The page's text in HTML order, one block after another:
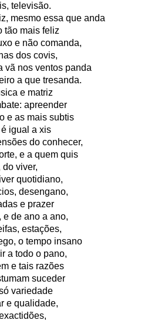
televisão.
mesmo essa que anda
tão mais feliz
e não comanda,
dos covis,
vã nos ventos panda
a que tresanda.
e matriz
apreender
e as mais subtis
igual a xis
do conhecer,
e a quem quis
viver,
quotidiano,
desengano,
e prazer
e de ano a ano,
estações,
o tempo insano
a todo o pano,
e tais razões
suceder
variedade
e qualidade,